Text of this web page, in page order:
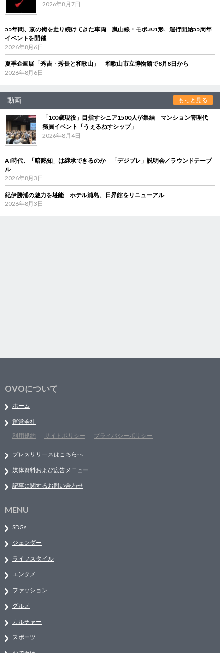
2026年8月7日
55年間、京の街を走り続けてきた車両 嵐山線・モボ301形、運行開始55周年
イベントを開催
2026年8月6日
夏季企画展「秀吉・秀長と和歌山」 和歌山市立博物館で8月8日から
2026年8月6日
動画 もっと見る
「100歳現役」目指すシニア1500人が集結 マンション管理代
務員イベント「うぇるねすシップ」
2026年8月4日
AI時代、「暗黙知」は継承できるのか 「デジブレ」説明会／ラウンドテーブ
ル
2026年8月3日
紀伊勝浦の魅力を堪能 ホテル浦島、日昇館をリニューアル
2026年8月3日
OVOについて
ホーム
運営会社
利用規約
サイトポリシー プライバシーポリシー
プレスリリースはこちらへ
媒体資料および広告メニュー
記事に関するお問い合わせ
MENU
SDGs
ジェンダー
ライフスタイル
エンタメ
ファッション
グルメ
カルチャー
スポーツ